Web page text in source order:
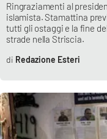
Ringraziamenti al
islamista. Stamattina
tutti gli ostaggi e la fine
strade nella Striscia.
Redazione Esteri